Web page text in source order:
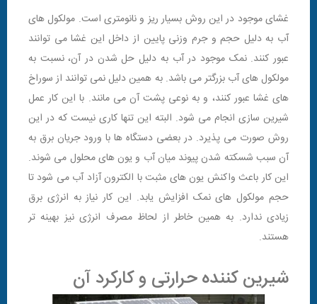
غشای موجود در این روش بسیار ریز و نانومتری است. مولکول های
آب به دلیل حجم و جرم وزنی پایین از داخل این غشا می توانند
عبور کنند. نمک موجود در آب به دلیل حل شدن در آن، نسبت به
مولکول های آب بزرگتر می باشد. به همین دلیل نمی توانند از سوراخ
های غشا عبور کنند، و به نوعی پشت آن می مانند. با این کار عمل
شیرین سازی انجام می شود. البته این تنها کاری نیست که در این
روش صورت می پذیرد. در بعضی دستگاه ها با ورود جریان برق به
آن سبب شسکته شدن پیوند میان آب و یون های محلول می شوند.
این کار باعث واکنش یون های مثبت با الکترون آزاد آب می شود تا
حجم مولکول های نمک افزایش یابد. این کار نیاز به انرژی برق
زیادی ندارد. به همین خاطر از لحاظ مصرف انرژی نیز بهینه تر
هستند.
شیرین کننده حرارتی و کارکرد آن